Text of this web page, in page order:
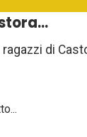
di